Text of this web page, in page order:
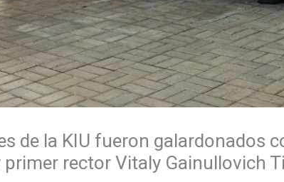
de la KIU fueron galardonados
rector Vitaly Gainullovich